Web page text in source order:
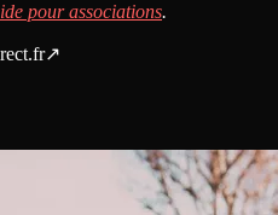
pour associations.
↗